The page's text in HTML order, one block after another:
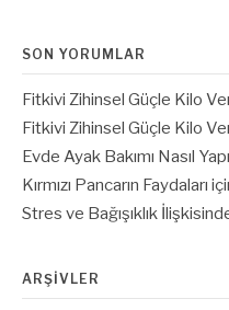
SON YORUMLAR
Fitkivi Zihinsel Güçle Kilo
Fitkivi Zihinsel Güçle Kilo
Evde Ayak Bakımı Nasıl
Kırmızı Pancarın Faydaları
Stres ve Bağışıklık
ARŞIVLER